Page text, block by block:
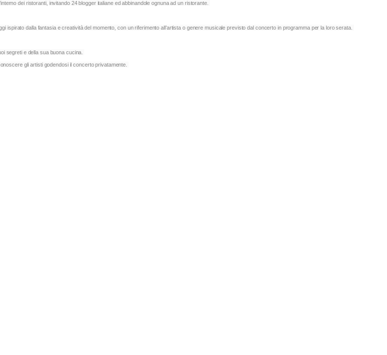
dei ristoranti, invitando 24 blogger italiane ed abbinandole ognuna ad un ristorante.
ispirato dalla fantasia e creatività del momento, con un riferimento all’artista o genere musicale previsto dal concerto in programma per la loro serata.
segreti e della sua buona cucina.
gli artisti godendosi il concerto privatamente.